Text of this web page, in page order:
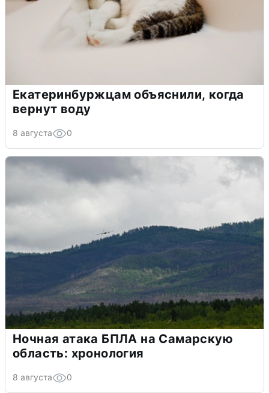
Екатеринбуржцам объяснили, когда
вернут воду
8 августа 0
Ночная атака БПЛА на Самарскую
область: хронология
8 августа 0